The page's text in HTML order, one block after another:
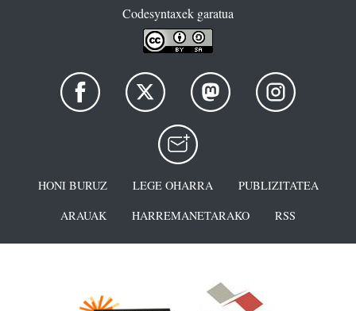
Codesyntaxek garatua
HONI BURUZ LEGE OHARRA
PUBLIZITATEA
ARAUAK
HARREMANETARAKO RSS